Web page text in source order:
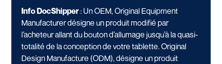
Info DocShipper: Un OEM, Original Equipment
Manufacturer désigne un produit modifié par
l’acheteur allant du bouton d’allumage jusqu’à la quasi-
totalité de la conception de votre tablette. Original
Design Manufacture (ODM), désigne un produit